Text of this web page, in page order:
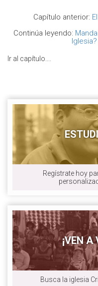
Capítulo anterior:
Continúa leyendo:
Ir al capítulo....
Regístrate hoy
¡VEN A
Busca la iglesia